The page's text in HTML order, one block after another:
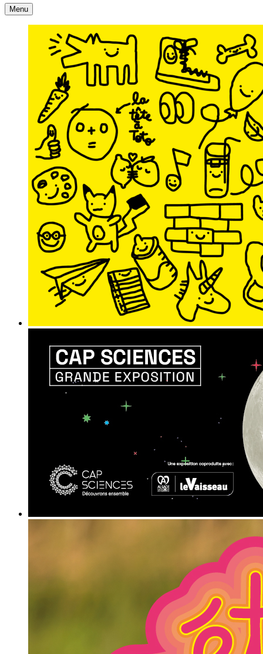
Accueil
Menu Contact